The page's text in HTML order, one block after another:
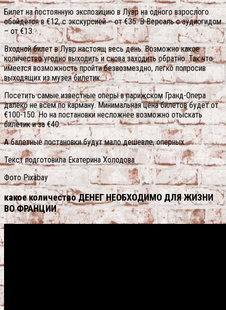
Билет на постоянную экспозицию в Лувр на одного взрослого
обойдется в €12, с экскурсией – от €35. В Версаль с аудиогидом
– от €13.
Входной билет в Лувр настоящ весь день. Возможно какое
количество угодно выходить и снова заходить обратно. Так что
имеется возможность пройти безвозмездно, легко попросив
выходящих из музея билетик.
Посетить самые известные оперы в парижском Гранд-Опера
далеко не всем по карману. Минимальная цена билетов будет от
€100-150. Но на постановки несложнее возможно отыскать
билетик и за €40.
А балетные постановки будут мало дешевле, оперных.
Текст подготовила Екатерина Холодова
Фото Pixabay
какое количество ДЕНЕГ НЕОБХОДИМО ДЛЯ ЖИЗНИ
ВО ФРАНЦИИ